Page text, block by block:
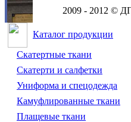
2009 - 2012 ©
Каталог продукции
Скатертные ткани
Скатерти и салфетки
Униформа и спецодежда
Камуфлированные ткани
Плащевые ткани